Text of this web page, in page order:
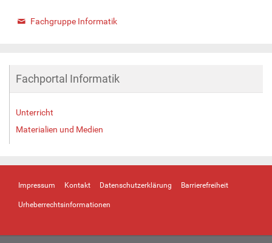
Fachgruppe Informatik
Fachportal Informatik
Unterricht
Materialien und Medien
Impressum Kontakt Datenschutzerklärung Barrierefreiheit
Urheberrechtsinformationen